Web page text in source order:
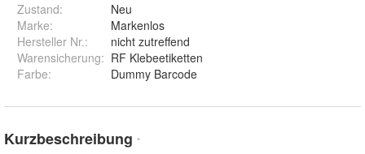
Zustand:
Neu
Marke:
Markenlos
Hersteller Nr.:
nicht zutreffend
Warensicherung: RF Klebeetiketten
Farbe: Dummy Barcode
Kurzbeschreibung *